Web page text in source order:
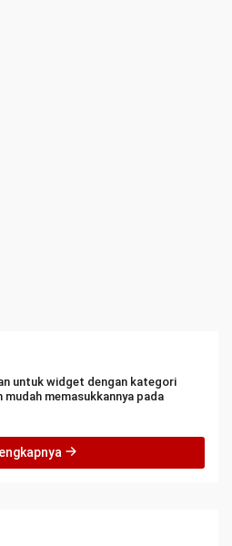
untuk widget dengan kategori
memasukkannya pada